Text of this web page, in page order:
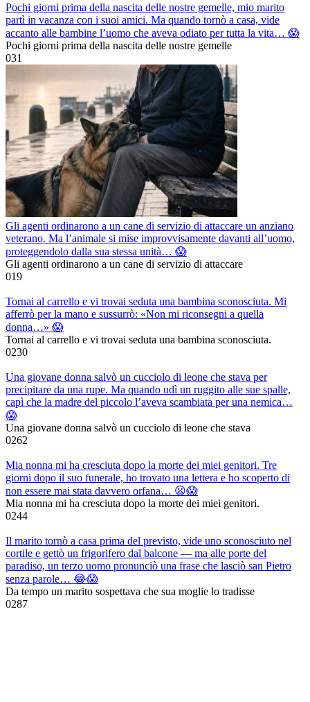
Pochi giorni prima della nascita delle nostre gemelle, mio marito
partì in vacanza con i suoi amici. Ma quando tornò a casa, vide
accanto alle bambine l’uomo che aveva odiato per tutta la vita… 😱
Pochi giorni prima della nascita delle nostre gemelle
031
Gli agenti ordinarono a un cane di servizio di attaccare un anziano
veterano. Ma l’animale si mise improvvisamente davanti all’uomo,
proteggendolo dalla sua stessa unità… 😱
Gli agenti ordinarono a un cane di servizio di attaccare
019
Tornai al carrello e vi trovai seduta una bambina sconosciuta. Mi
afferrò per la mano e sussurrò: «Non mi riconsegni a quella
donna…» 😱
Tornai al carrello e vi trovai seduta una bambina sconosciuta.
0230
Una giovane donna salvò un cucciolo di leone che stava per
precipitare da una rupe. Ma quando udì un ruggito alle sue spalle,
capì che la madre del piccolo l’aveva scambiata per una nemica…
😱
Una giovane donna salvò un cucciolo di leone che stava
0262
Mia nonna mi ha cresciuta dopo la morte dei miei genitori. Tre
giorni dopo il suo funerale, ho trovato una lettera e ho scoperto di
non essere mai stata davvero orfana… 😦😱
Mia nonna mi ha cresciuta dopo la morte dei miei genitori.
0244
Il marito tornò a casa prima del previsto, vide uno sconosciuto nel
cortile e gettò un frigorifero dal balcone — ma alle porte del
paradiso, un terzo uomo pronunciò una frase che lasciò san Pietro
senza parole… 😂😱
Da tempo un marito sospettava che sua moglie lo tradisse
0287